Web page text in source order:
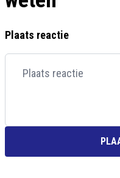
Plaats reactie